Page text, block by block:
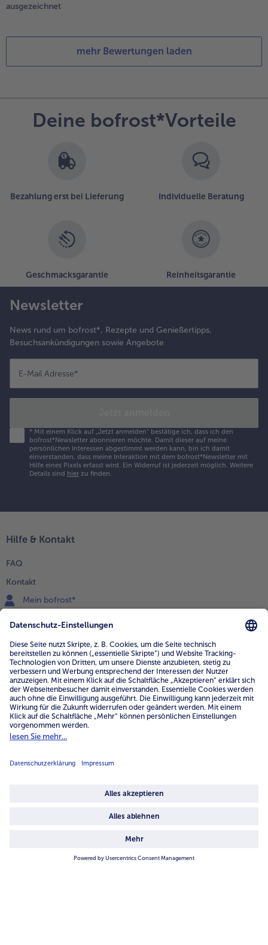
ausgezeichnet
mehr Bewertungen laden
Deine bofrost*Vorteile
Bezahlung erst bei Lieferung Individuelle Beratung
Geschmacksgarantie Reinheitsgarantie
Newsletter
News rund um bofrost*, Rezepte und Genießertipps,
Besuchsankündigungen sowie Angebote
E-Mail Adresse*
* Mit einem Klick auf „Jetzt anmelden" bestätige ich, dass ich den
bofrost*Newsletter abonnieren möchte. Damit dieser auf meine
persönlichen Interessen abgestimmt werden kann, bin ich damit
einverstanden, dass meine Interaktion mit dem bofrost*Newsletter mit
Hilfe eines Pixels erfasst wird. Ein Widerruf ist jederzeit möglich. Weitere
Details sind hier zu finden.
Hilfe & Kontakt
FAQ
Kontakt
Mein bofrost*
0800 - 000 19 18
Mo.-Fr.: 7-21 Uhr Sa: 8-16 Uhr
Service
Unternehmen
Über uns